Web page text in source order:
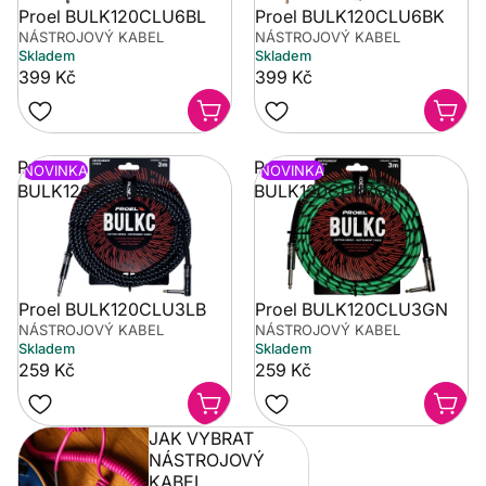
Proel BULK120CLU6BL
NÁSTROJOVÝ KABEL
Skladem
399 Kč
Proel BULK120CLU6BK
NÁSTROJOVÝ KABEL
Skladem
399 Kč
Proel
BULK120CLU3LB
NOVINKA
Proel BULK120CLU3LB
NÁSTROJOVÝ KABEL
Skladem
259 Kč
Proel
BULK120CLU3GN
NOVINKA
Proel BULK120CLU3GN
NÁSTROJOVÝ KABEL
Skladem
259 Kč
JAK VYBRAT
NÁSTROJOVÝ
KABEL